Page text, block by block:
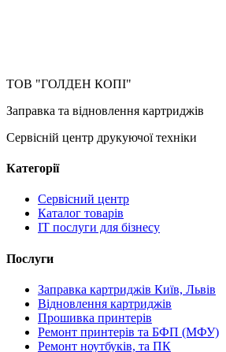
ТОВ "ГОЛДЕН КОПІ"
Заправка та відновлення картриджів
Сервісній центр друкуючої техніки
Категорії
Сервісний центр
Каталог товарів
IT послуги для бізнесу
Послуги
Заправка картриджів Київ, Львів
Відновлення картриджів
Прошивка принтерів
Ремонт принтерів та БФП (МФУ)
Ремонт ноутбуків, та ПК